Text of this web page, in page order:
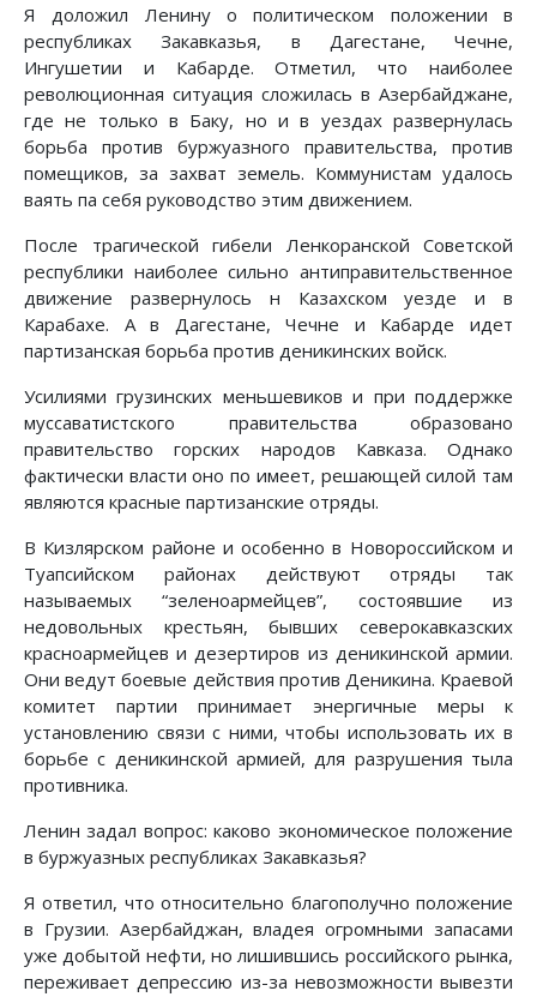
Я доложил Ленину о политическом положении в
республиках Закавказья, в Дагестане, Чечне,
Ингушетии и Кабарде. Отметил, что наиболее
революционная ситуация сложилась в Азербайджане,
где не только в Баку, но и в уездах развернулась
борьба против буржуазного правительства, против
помещиков, за захват земель. Коммунистам удалось
ваять па себя руководство этим движением.
После трагической гибели Ленкоранской Советской
республики наиболее сильно антиправительственное
движение развернулось н Казахском уезде и в
Карабахе. А в Дагестане, Чечне и Кабарде идет
партизанская борьба против деникинских войск.
Усилиями грузинских меньшевиков и при поддержке
муссаватистского правительства образовано
правительство горских народов Кавказа. Однако
фактически власти оно по имеет, решающей силой там
являются красные партизанские отряды.
В Кизлярском районе и особенно в Новороссийском и
Туапсийском районах действуют отряды так
называемых “зеленоармейцев”, состоявшие из
недовольных крестьян, бывших северокавказских
красноармейцев и дезертиров из деникинской армии.
Они ведут боевые действия против Деникина. Краевой
комитет партии принимает энергичные меры к
установлению связи с ними, чтобы использовать их в
борьбе с деникинской армией, для разрушения тыла
противника.
Ленин задал вопрос: каково экономическое положение
в буржуазных республиках Закавказья?
Я ответил, что относительно благополучно положение
в Грузии. Азербайджан, владея огромными запасами
уже добытой нефти, но лишившись российского рынка,
переживает депрессию из-за невозможности вывезти